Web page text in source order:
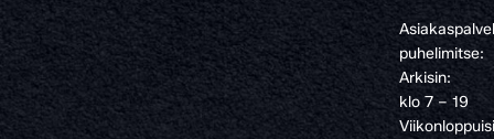
puhelimitse:
Arkisin:
klo 7 – 19